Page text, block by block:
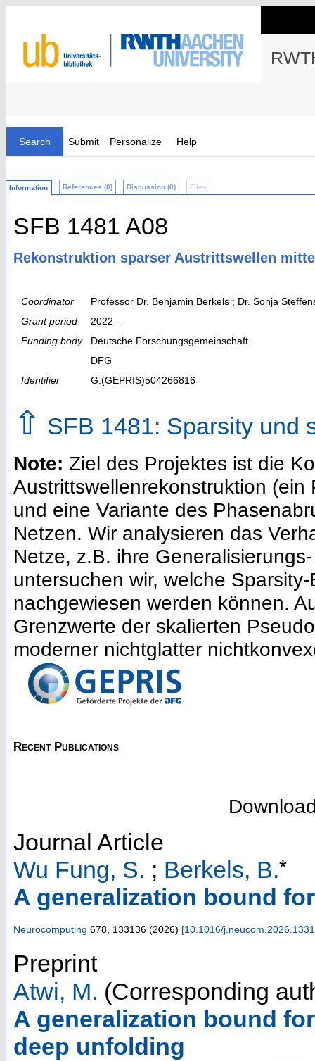
Search Submit Personalize Help
Information References (0) Discussion (0) Files
SFB 1481 A08
Rekonstruktion sparser Austrittswellen
Coordinator
Professor Dr. Benjamin Berkels ; Dr. Sonja
Grant period
2022 -
Funding body
Deutsche Forschungsgemeinschaft
DFG
Identifier
G:(GEPRIS)504266816
⇧ SFB 1481: Sparsity und
Note: Ziel des Projektes ist die
Austrittswellenrekonstruktion
und eine Variante des
Netzen. Wir analysieren das
Netze, z.B. ihre
untersuchen wir, welche
nachgewiesen werden können.
Grenzwerte der skalierten
moderner nichtglatter
Recent Publications
Journal Article
Wu Fung, S. ; Berkels, B.*
A generalization bound
Neurocomputing 678, 133136 (2026) [10.1016/
Preprint
Atwi, M. (Corresponding
A generalization bound
deep unfolding